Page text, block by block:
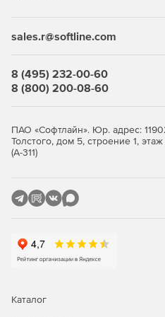
нужны, и не переплачивает
использовать.
Если необходимо обеспечить
управление защитой рабочих
лицензирование Центра
нескольких компьютеров, до
администрирование защиты
серверов приложений
sales.r@softline.com
8 (495) 232-00-60
8 (800) 200-08-60
ПАО «Софтлайн». Юр. адрес:
Толстого, дом 5, строение 1,
(А-311)
Каталог